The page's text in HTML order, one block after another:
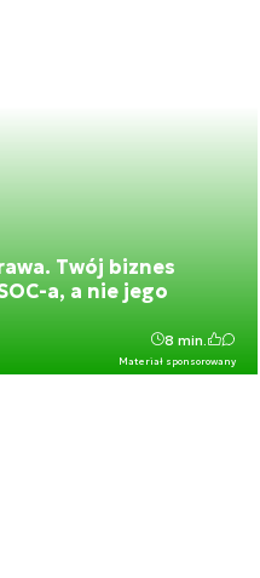
Twój biznes
a, a nie jego
Materiał sponsorowany
8 min.